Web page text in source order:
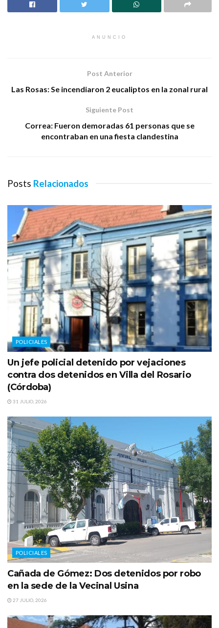
ANUNCIO
Post Anterior
Las Rosas: Se incendiaron 2 eucaliptos en la zonal rural
Siguiente Post
Correa: Fueron demoradas 61 personas que se
encontraban en una fiesta clandestina
Posts Relacionados
POLICIALES
Un jefe policial detenido por vejaciones
contra dos detenidos en Villa del Rosario
(Córdoba)
31 JULIO, 2026
POLICIALES
Cañada de Gómez: Dos detenidos por robo
en la sede de la Vecinal Usina
27 JULIO, 2026